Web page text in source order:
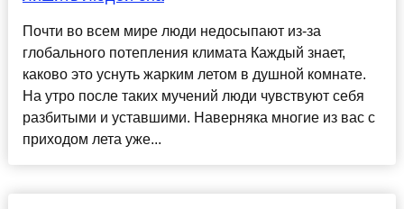
Почти во всем мире люди недосыпают из-за
глобального потепления климата Каждый знает,
каково это уснуть жарким летом в душной комнате.
На утро после таких мучений люди чувствуют себя
разбитыми и уставшими. Наверняка многие из вас с
приходом лета уже...